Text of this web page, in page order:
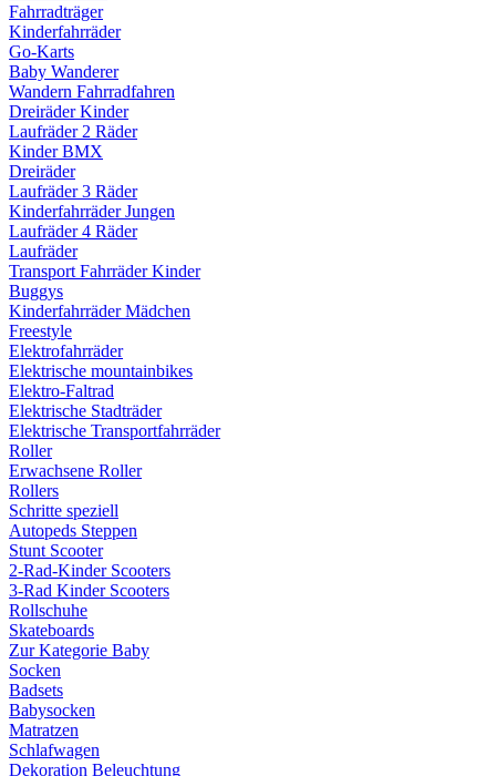
Fahrradträger
Kinderfahrräder
Go-Karts
Baby Wanderer
Wandern Fahrradfahren
Dreiräder Kinder
Laufräder 2 Räder
Kinder BMX
Dreiräder
Laufräder 3 Räder
Kinderfahrräder Jungen
Laufräder 4 Räder
Laufräder
Transport Fahrräder Kinder
Buggys
Kinderfahrräder Mädchen
Freestyle
Elektrofahrräder
Elektrische mountainbikes
Elektro-Faltrad
Elektrische Stadträder
Elektrische Transportfahrräder
Roller
Erwachsene Roller
Rollers
Schritte speziell
Autopeds Steppen
Stunt Scooter
2-Rad-Kinder Scooters
3-Rad Kinder Scooters
Rollschuhe
Skateboards
Zur Kategorie Baby
Socken
Badsets
Babysocken
Matratzen
Schlafwagen
Dekoration Beleuchtung